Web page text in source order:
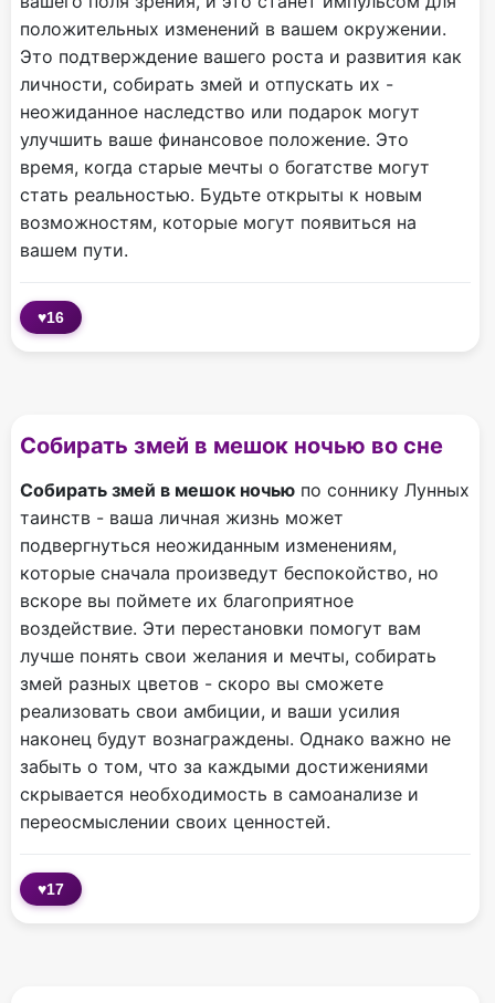
положительных изменений в вашем окружении.
Это подтверждение вашего роста и развития как
личности, собирать змей и отпускать их -
неожиданное наследство или подарок могут
улучшить ваше финансовое положение. Это
время, когда старые мечты о богатстве могут
стать реальностью. Будьте открыты к новым
возможностям, которые могут появиться на
вашем пути.
♥16
Собирать змей в мешок ночью во сне
Собирать змей в мешок ночью по соннику Лунных
таинств - ваша личная жизнь может
подвергнуться неожиданным изменениям,
которые сначала произведут беспокойство, но
вскоре вы поймете их благоприятное
воздействие. Эти перестановки помогут вам
лучше понять свои желания и мечты, собирать
змей разных цветов - скоро вы сможете
реализовать свои амбиции, и ваши усилия
наконец будут вознаграждены. Однако важно не
забыть о том, что за каждыми достижениями
скрывается необходимость в самоанализе и
переосмыслении своих ценностей.
♥17